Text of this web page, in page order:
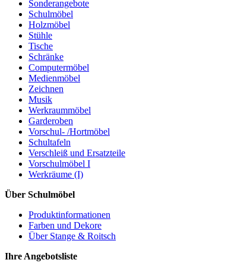
Sonderangebote
Schulmöbel
Holzmöbel
Stühle
Tische
Schränke
Computermöbel
Medienmöbel
Zeichnen
Musik
Werkraummöbel
Garderoben
Vorschul- /Hortmöbel
Schultafeln
Verschleiß und Ersatzteile
Vorschulmöbel I
Werkräume (I)
Über Schulmöbel
Produktinformationen
Farben und Dekore
Über Stange & Roitsch
Ihre Angebotsliste